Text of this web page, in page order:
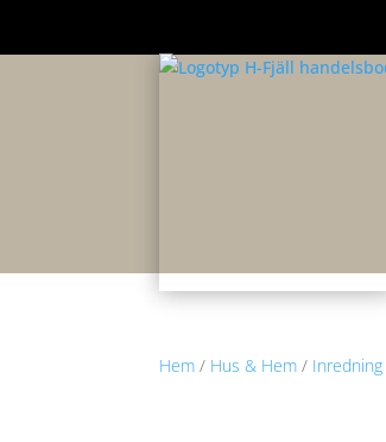
Hem / Hus & Hem / Inredning